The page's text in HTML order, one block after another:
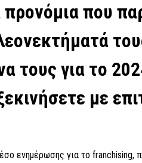
που
τους για το
με
ενημέρωσης για το franchising,